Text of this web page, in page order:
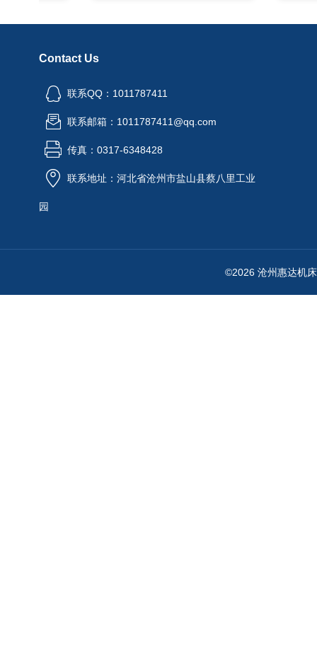
Contact Us
联系QQ：1011787411
联系邮箱：1011787411@qq.com
传真：0317-6348428
联系地址：河北省沧州市盐山县蔡八里工业
园
©2026 沧州惠达机